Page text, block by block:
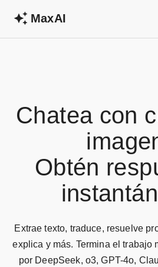
MaxAI
Chatea con
Obtén
Extrae texto, traduce, resuelve
explica y más. Termina el trabajo
por DeepSeek, o3, GPT-4o,